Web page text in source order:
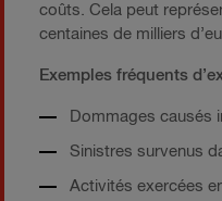
coûts. Cela peut
centaines de milliers
Exemples fréquents
Dommages causés
Sinistres survenus
Activités exercées